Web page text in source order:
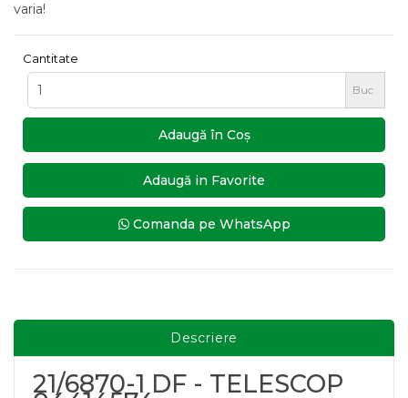
varia!
Cantitate
Buc
Adaugă în Coş
Adaugă in Favorite
Comanda pe WhatsApp
Descriere
21/6870-1 DF - TELESCOP